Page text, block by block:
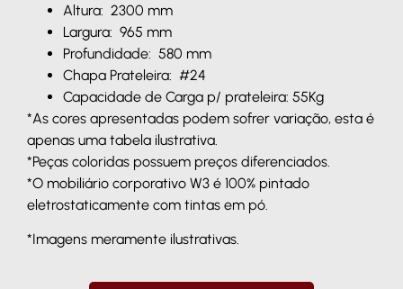
Altura: 2300 mm
Largura: 965 mm
Profundidade: 580 mm
Chapa Prateleira: #24
Capacidade de Carga p/ prateleira: 55Kg
*As cores apresentadas podem sofrer variação, esta é
apenas uma tabela ilustrativa.
*Peças coloridas possuem preços diferenciados.
*O mobiliário corporativo W3 é 100% pintado
eletrostaticamente com tintas em pó.
*Imagens meramente ilustrativas.